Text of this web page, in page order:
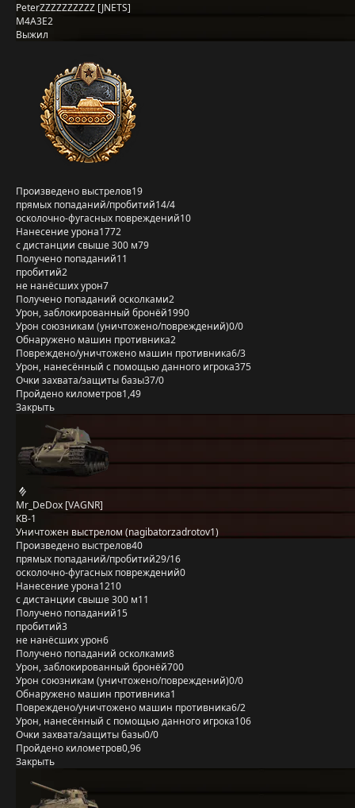
PeterZZZZZZZZZZ [JNETS]
M4A3E2
Выжил
Произведено выстрелов19
прямых попаданий/пробитий14/4
осколочно-фугасных повреждений10
Нанесение урона1772
с дистанции свыше 300 м79
Получено попаданий11
пробитий2
не нанёсших урон7
Получено попаданий осколками2
Урон, заблокированный бронёй1990
Урон союзникам (уничтожено/повреждений)0/0
Обнаружено машин противника2
Повреждено/уничтожено машин противника6/3
Урон, нанесённый с помощью данного игрока375
Очки захвата/защиты базы37/0
Пройдено километров1,49
Закрыть
Mr_DeDox [VAGNR]
КВ-1
Уничтожен выстрелом (nagibatorzadrotov1)
Произведено выстрелов40
прямых попаданий/пробитий29/16
осколочно-фугасных повреждений0
Нанесение урона1210
с дистанции свыше 300 м11
Получено попаданий15
пробитий3
не нанёсших урон6
Получено попаданий осколками8
Урон, заблокированный бронёй700
Урон союзникам (уничтожено/повреждений)0/0
Обнаружено машин противника1
Повреждено/уничтожено машин противника6/2
Урон, нанесённый с помощью данного игрока106
Очки захвата/защиты базы0/0
Пройдено километров0,96
Закрыть